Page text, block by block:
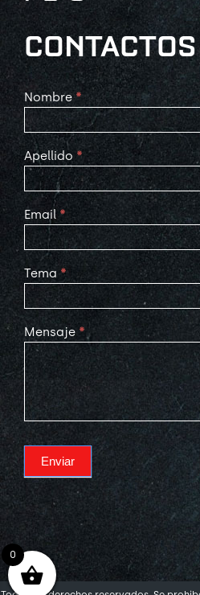
CONTACTOS
Contact
Us
Nombre *
Apellido *
Email *
Tema *
Mensaje *
Enviar
0